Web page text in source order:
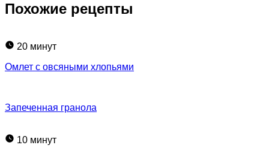
Похожие рецепты
20 минут
Омлет с овсяными хлопьями
Запеченная гранола
10 минут